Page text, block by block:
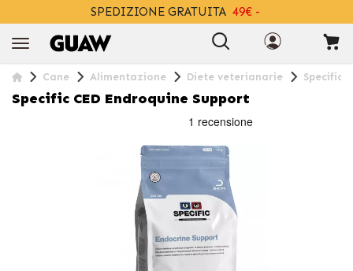
SPEDIZIONE GRATUITA 49€ -
Cane Alimentazione Diete veterianarie Specific
Specific CED Endroquine Support